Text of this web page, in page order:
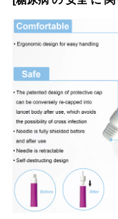
地
図
PRIVACY
POLICY